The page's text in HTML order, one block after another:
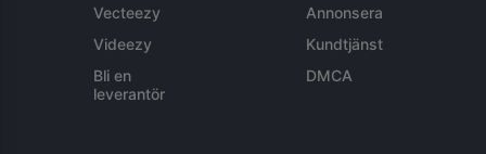
Vecteezy
Videezy
Bli en
leverantör
Annonsera
Kundtjänst
DMCA